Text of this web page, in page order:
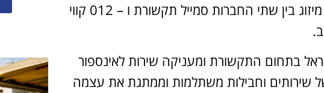
החברה הוקמה בשנת אלפיים ושבע לאחר שבוצע מיזוג בין שתי החברות סמייל תקשורת ו – 012 קווי
בישראל בתחום התקשורת ומעניקה שירות לאינספור
מציעה מגוון גדול של שירותים וחבילות משתלמות וממתגת את עצמה